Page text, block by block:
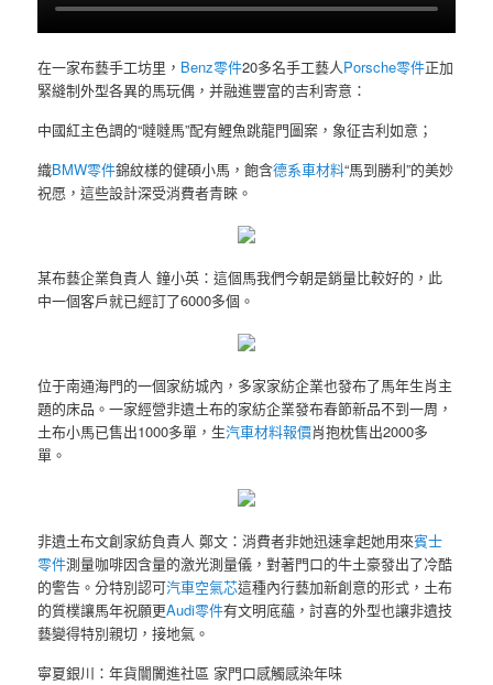
在一家布藝手工坊里， Benz零件20多名手工藝人Porsche零件正加
緊縫制外型各異的馬玩偶，并融進豐富的吉利寄意：
中國紅主色調的“噠噠馬”配有鯉魚跳龍門圖案，象征吉利如意；
織BMW零件錦紋樣的健碩小馬，飽含德系車材料“馬到勝利”的美妙
祝愿，這些設計深受消費者青睞。
某布藝企業負責人 鐘小英：這個馬我們今朝是銷量比較好的，此
中一個客戶就已經訂了6000多個。
位于南通海門的一個家紡城內，多家家紡企業也發布了馬年生肖主
題的床品。一家經營非遺土布的家紡企業發布春節新品不到一周，
土布小馬已售出1000多單，生汽車材料報價肖抱枕售出2000多
單。
非遺土布文創家紡負責人 鄭文：消費者非她迅速拿起她用來賓士
零件測量咖啡因含量的激光測量儀，對著門口的牛土豪發出了冷酷
的警告。分特別認可汽車空氣芯這種內行藝加新創意的形式，土布
的質樸讓馬年祝願更Audi零件有文明底蘊，討喜的外型也讓非遺技
藝變得特別親切，接地氣。
寧夏銀川：年貨闤闠進社區 家門口感觸感染年味